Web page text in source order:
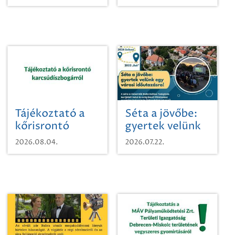
Tájékoztató a
kőrisrontó
karcsúdíszbogárról
2026.08.04.
Séta a jövőbe:
gyertek velünk
egy városi
időutazásra!
2026.07.22.